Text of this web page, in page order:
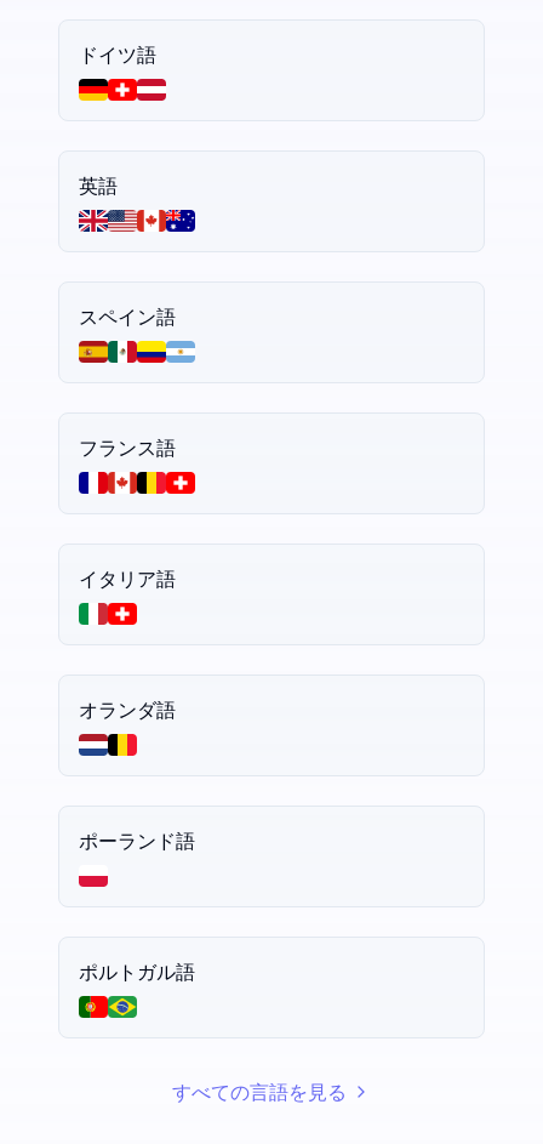
ドイツ語
英語
スペイン語
フランス語
イタリア語
オランダ語
ポーランド語
ポルトガル語
すべての言語を見る